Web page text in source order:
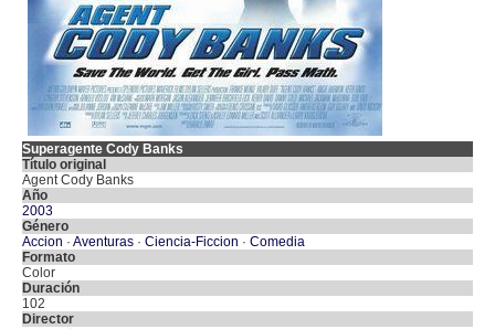
Superagente Cody Banks
Título original
Agent Cody Banks
Año
2003
Género
Accion · Aventuras · Ciencia-Ficcion · Comedia
Formato
Color
Duración
102
Director